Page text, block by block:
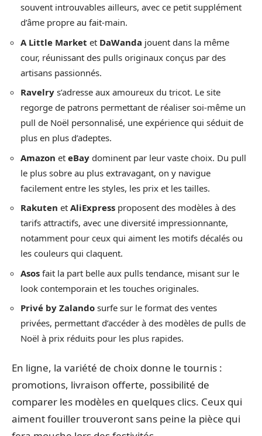
souvent introuvables ailleurs, avec ce petit supplément
d’âme propre au fait-main.
A Little Market et DaWanda jouent dans la même
cour, réunissant des pulls originaux conçus par des
artisans passionnés.
Ravelry s’adresse aux amoureux du tricot. Le site
regorge de patrons permettant de réaliser soi-même un
pull de Noël personnalisé, une expérience qui séduit de
plus en plus d’adeptes.
Amazon et eBay dominent par leur vaste choix. Du pull
le plus sobre au plus extravagant, on y navigue
facilement entre les styles, les prix et les tailles.
Rakuten et AliExpress proposent des modèles à des
tarifs attractifs, avec une diversité impressionnante,
notamment pour ceux qui aiment les motifs décalés ou
les couleurs qui claquent.
Asos fait la part belle aux pulls tendance, misant sur le
look contemporain et les touches originales.
Privé by Zalando surfe sur le format des ventes
privées, permettant d’accéder à des modèles de pulls de
Noël à prix réduits pour les plus rapides.
En ligne, la variété de choix donne le tournis :
promotions, livraison offerte, possibilité de
comparer les modèles en quelques clics. Ceux qui
aiment fouiller trouveront sans peine la pièce qui